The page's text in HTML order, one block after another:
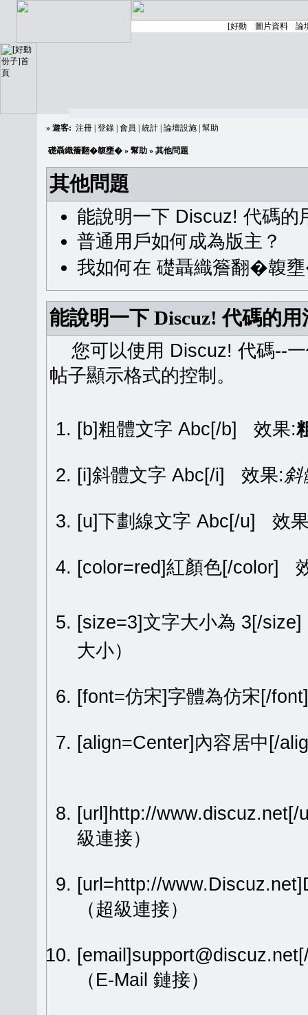
» 遊客: 注冊 登錄 會員 統計 論壇設施 幫助
礎聶織簷翻�䪖壅� » 幫助 » 其他問題
其他問題
能說明一下 Discuz! 代碼的
普通用戶如何成為版主？
我如何在 礎聶織簷翻�䪖
能說明一下 Discuz! 代碼的用
您可以使用 Discuz! 代碼--一
帖子顯示格式的控制。
[b]粗體文字 Abc[/b] 效果:
[i]斜體文字 Abc[/i] 效果:斜
[u]下劃線文字 Abc[/u] 效
[color=red]紅顏色[/color]
[size=3]文字大小為 3[/
大小）
[font=仿宋]字體為仿宋[/
[align=Center]內容居中[/
[url]http://
級連接）
[url=http://
（超級連接）
（E-Mail 鏈接）